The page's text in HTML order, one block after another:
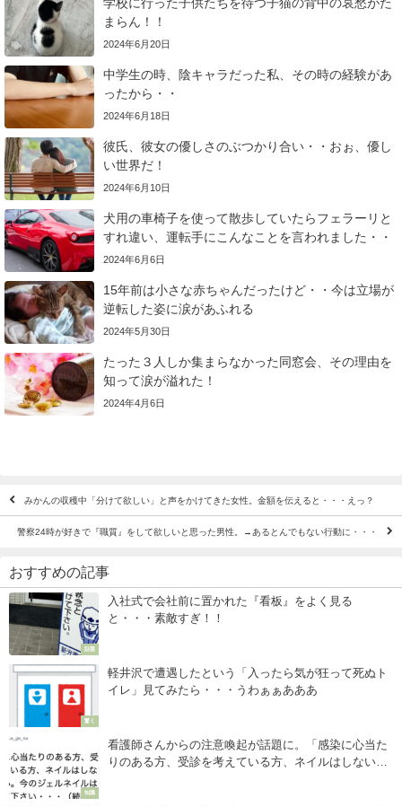
学校に行った子供たちを待つ子猫の背中の哀愁がた
まらん！！
2024年6月20日
中学生の時、陰キャラだった私、その時の経験があ
ったから・・
2024年6月18日
彼氏、彼女の優しさのぶつかり合い・・おぉ、優し
い世界だ！
2024年6月10日
犬用の車椅子を使って散歩していたらフェラーリと
すれ違い、運転手にこんなことを言われました・・
2024年6月6日
15年前は小さな赤ちゃんだったけど・・今は立場が
逆転した姿に涙があふれる
2024年5月30日
たった３人しか集まらなかった同窓会、その理由を
知って涙が溢れた！
2024年4月6日
みかんの収穫中「分けて欲しい」と声をかけてきた女性。金額を伝えると・・・えっ？
警察24時が好きで『職質』をして欲しいと思った男性。→あるとんでもない行動に・・・
おすすめの記事
話題
入社式で会社前に置かれた『看板』をよく見る
と・・・素敵すぎ！！
驚く
軽井沢で遭遇したという「入ったら気が狂って死ぬト
イレ」見てみたら・・・うわぁぁあああ
知識
看護師さんからの注意喚起が話題に。「感染に心当た
りのある方、受診を考えている方、ネイルはしないで